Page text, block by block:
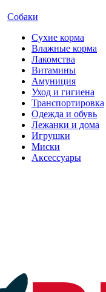
Собаки
Сухие корма
Влажные корма
Лакомства
Витамины
Амуниция
Уход и гигиена
Транспортировка
Одежда и обувь
Лежанки и дома
Игрушки
Миски
Аксессуары